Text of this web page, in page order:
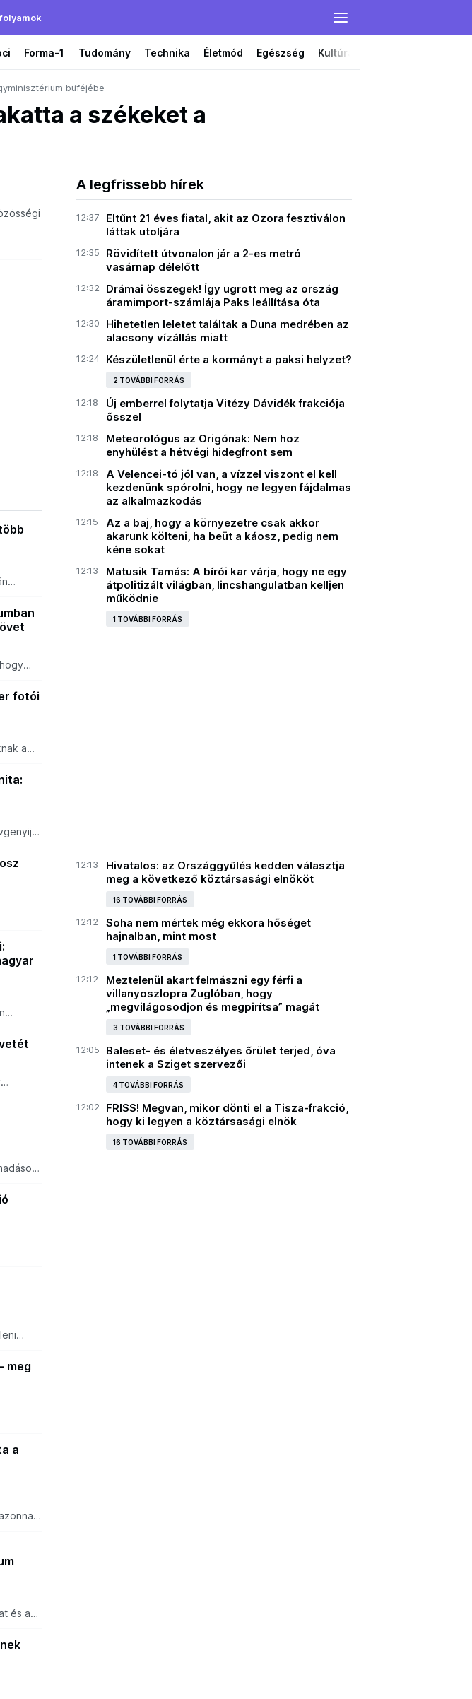
Forma-1 Tudomány Technika Életmód Egészség Kultúra
büféjébe
a székeket a
k
fotói
a
A
meg
a
és a
A legfrissebb hírek
12:37
Eltűnt 21 éves fiatal, akit az Ozora fesztiválon
láttak utoljára
12:35
Rövidített útvonalon jár a 2-es metró
vasárnap délelőtt
12:32
Drámai összegek! Így ugrott meg az ország
áramimport-számlája Paks leállítása óta
12:30
Hihetetlen leletet találtak a Duna medrében az
alacsony vízállás miatt
12:24 Készületlenül érte a kormányt a paksi helyzet?
2 TOVÁBBI FORRÁS
12:18
Új emberrel folytatja Vitézy Dávidék frakciója
ősszel
12:18
Meteorológus az Origónak: Nem hoz
enyhülést a hétvégi hidegfront sem
12:18
A Velencei-tó jól van, a vízzel viszont el kell
kezdenünk spórolni, hogy ne legyen fájdalmas
az alkalmazkodás
12:15
Az a baj, hogy a környezetre csak akkor
akarunk költeni, ha beüt a káosz, pedig nem
kéne sokat
12:13
Matusik Tamás: A bírói kar várja, hogy ne egy
átpolitizált világban, lincshangulatban kelljen
működnie
1 TOVÁBBI FORRÁS
12:13
Hivatalos: az Országgyűlés kedden választja
meg a következő köztársasági elnököt
16 TOVÁBBI FORRÁS
12:12
Soha nem mértek még ekkora hőséget
hajnalban, mint most
1 TOVÁBBI FORRÁS
12:12
Meztelenül akart felmászni egy férfi a
villanyoszlopra Zuglóban, hogy
„megvilágosodjon és megpirítsa” magát
3 TOVÁBBI FORRÁS
12:05
Baleset- és életveszélyes őrület terjed, óva
intenek a Sziget szervezői
4 TOVÁBBI FORRÁS
12:02
FRISS! Megvan, mikor dönti el a Tisza-frakció,
hogy ki legyen a köztársasági elnök
16 TOVÁBBI FORRÁS